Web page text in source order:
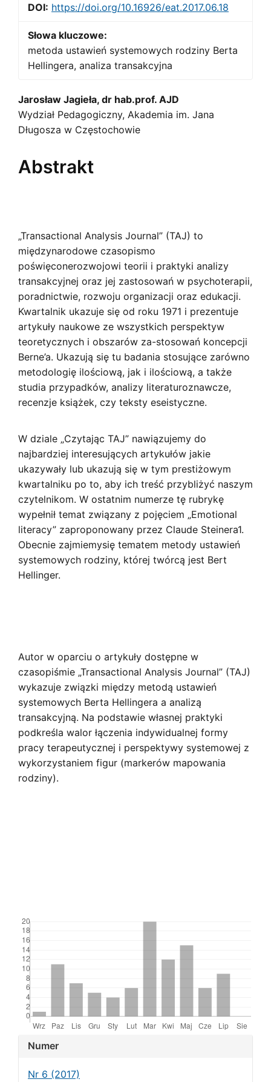
DOI: https://doi.org/10.16926/eat.2017.06.18
Słowa kluczowe:
metoda ustawień systemowych rodziny Berta
Hellingera, analiza transakcyjna
Main
Article
Content
Jarosław Jagieła, dr hab.prof. AJD
Wydział Pedagogiczny, Akademia im. Jana
Długosza w Częstochowie
Abstrakt
„Transactional Analysis Journal” (TAJ) to
międzynarodowe czasopismo
poświęconerozwojowi teorii i praktyki analizy
transakcyjnej oraz jej zastosowań w psychoterapii,
poradnictwie, rozwoju organizacji oraz edukacji.
Kwartalnik ukazuje się od roku 1971 i prezentuje
artykuły naukowe ze wszystkich perspektyw
teoretycznych i obszarów za-stosowań koncepcji
Berne’a. Ukazują się tu badania stosujące zarówno
metodologię ilościową, jak i ilościową, a także
studia przypadków, analizy literaturoznawcze,
recenzje książek, czy teksty eseistyczne.
W dziale „Czytając TAJ” nawiązujemy do
najbardziej interesujących artykułów jakie
ukazywały lub ukazują się w tym prestiżowym
kwartalniku po to, aby ich treść przybliżyć naszym
czytelnikom. W ostatnim numerze tę rubrykę
wypełnił temat związany z pojęciem „Emotional
literacy” zaproponowany przez Claude Steinera1.
Obecnie zajmiemysię tematem metody ustawień
systemowych rodziny, której twórcą jest Bert
Hellinger.
Autor w oparciu o artykuły dostępne w
czasopiśmie „Transactional Analysis Journal” (TAJ)
wykazuje związki między metodą ustawień
systemowych Berta Hellingera a analizą
transakcyjną. Na podstawie własnej praktyki
podkreśla walor łączenia indywidualnej formy
pracy terapeutycznej i perspektywy systemowej z
wykorzystaniem figur (markerów mapowania
rodziny).
Article
Numer
Nr 6 (2017)